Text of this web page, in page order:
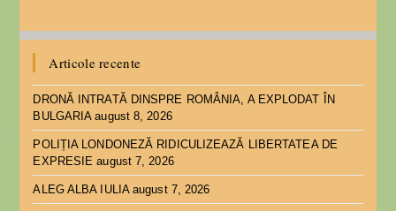
Articole recente
DRONĂ INTRATĂ DINSPRE ROMÂNIA, A EXPLODAT ÎN
BULGARIA august 8, 2026
POLIȚIA LONDONEZĂ RIDICULIZEAZĂ LIBERTATEA DE
EXPRESIE august 7, 2026
ALEG ALBA IULIA august 7, 2026